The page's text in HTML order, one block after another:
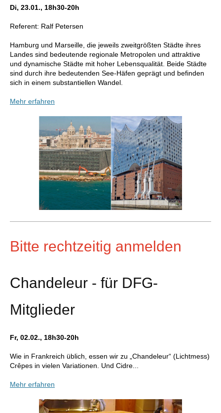
Di, 23.01., 18h30-20h
Referent: Ralf Petersen
Hamburg und Marseille, die jeweils zweitgrößten Städte ihres
Landes sind bedeutende regionale Metropolen und attraktive
und dynamische Städte mit hoher Lebensqualität. Beide Städte
sind durch ihre bedeutenden See-Häfen geprägt und befinden
sich in einem substantiellen Wandel.
Mehr erfahren
Bitte rechtzeitig anmelden
Chandeleur - für DFG-
Mitglieder
Fr, 02.02., 18h30-20h
Wie in Frankreich üblich, essen wir zu „Chandeleur“ (Lichtmess)
Crêpes in vielen Variationen. Und Cidre...
Mehr erfahren